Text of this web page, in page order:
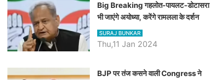
Big Breaking गहलोत-पायलट-डोटासरा
भी जाएंगे अयोध्या, करेंगे रामलला के दर्शन
SURAJ BUNKAR
Thu,11 Jan 2024
BJP पर तंज कसने वाली Congress ने